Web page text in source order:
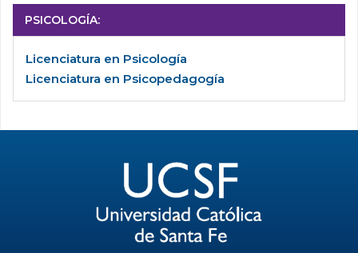
PSICOLOGÍA:
Licenciatura en Psicología
Licenciatura en Psicopedagogía